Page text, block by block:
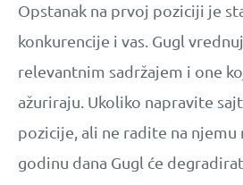
Opstanak na prvoj poziciji je
konkurencije i vas. Gugl
relevantnim sadržajem i one
ažuriraju. Ukoliko napravite
pozicije, ali ne radite na
godinu dana Gugl će